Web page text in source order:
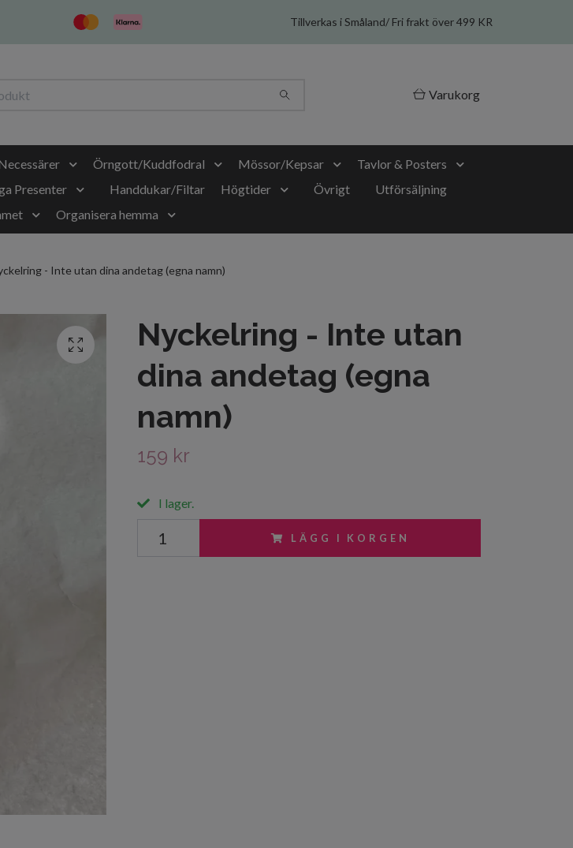
Tillverkas i Småland/ Fri frakt över 499 KR
Varukorg
Örngott/Kuddfodral Mössor/Kepsar
Tavlor & Posters
Presenter Handdukar/Filtar Högtider Övrigt
Utförsäljning
Organisera hemma
- Inte utan dina andetag (egna namn)
Nyckelring - Inte utan
dina andetag (egna
namn)
159 kr
I lager.
LÄGG I KORGEN